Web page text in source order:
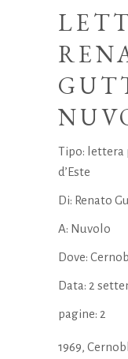
Tipo: lettera
d’Este
Di: Renato
A: Nuvolo
Dove:
Data: 2
pagine: 2
1969,